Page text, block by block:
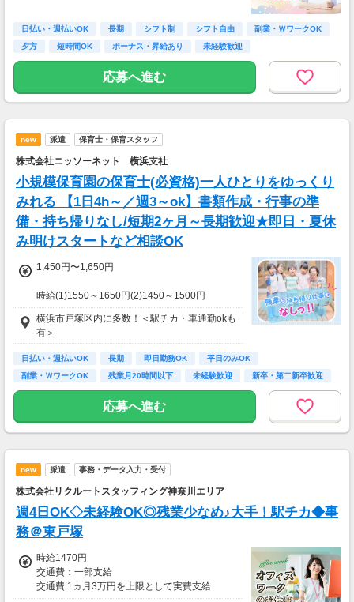
◎日勤／経験者の場合
・日収(1,800*8)円（時給1,800円×8h）
※資格手当あり（時給50円～UP/資格の種類に
よって異なる）
※週払いOK（規定あり）
→金曜日締め最短翌週火曜日にお給料GET♪
（稼働開始時は手続き完了次第となります）
交通費：別途全額支給
※車・バイク通勤に関して施設により異なる場
日払い・週払いOK 長期 シフト制 シフト自由
副業・ＷワークOK
夕方
短時間OK ボーナス・昇給あり 未経験歓迎
応募へ進む
new 派遣 保育士・保育スタッフ
株式会社ニッソーネット 横浜支社
小規模保育園の保育士(必資格)一人ひとりをゆっくり
みれる 【1日4h～／週3～ok】書類作成・行事の準
備・持ち帰りなし/短期2ヶ月～長期歓迎★即日・夏休
み明けスタートなど相談OK
1,450円〜1,650円
時給(1)1550～1650円(2)1450～1500円
(1)週40ｈ以上
(2)週40ｈ未満
【月収例】
290400円（時給1650円×8h×22日)
7：00～19：00で1日4ｈ～、週3～5日(週20h
★シフト例：9-18時、7-11時、8-12時、9-16時
など
間など相談OK！
★短期2ヶ月～長期歓迎！
横浜市戸塚区内に多数！＜駅チカ・車通勤okも
有＞
日払い・週払いOK 長期 即日勤務OK
平日のみOK
副業・ＷワークOK
残業月20時間以下 未経験歓迎
新卒・第二新卒歓迎
フリーター歓迎
応募へ進む
new 派遣 事務・データ入力・受付
株式会社リクルートスタッフィング神奈川エリア
週4日OK◇未経験OK◎残業少なめ♪大手！駅チカ◆事
務＠東戸塚
時給1470円
交通費：一部支給
交通費 1ヵ月3万円を上限として実費支給